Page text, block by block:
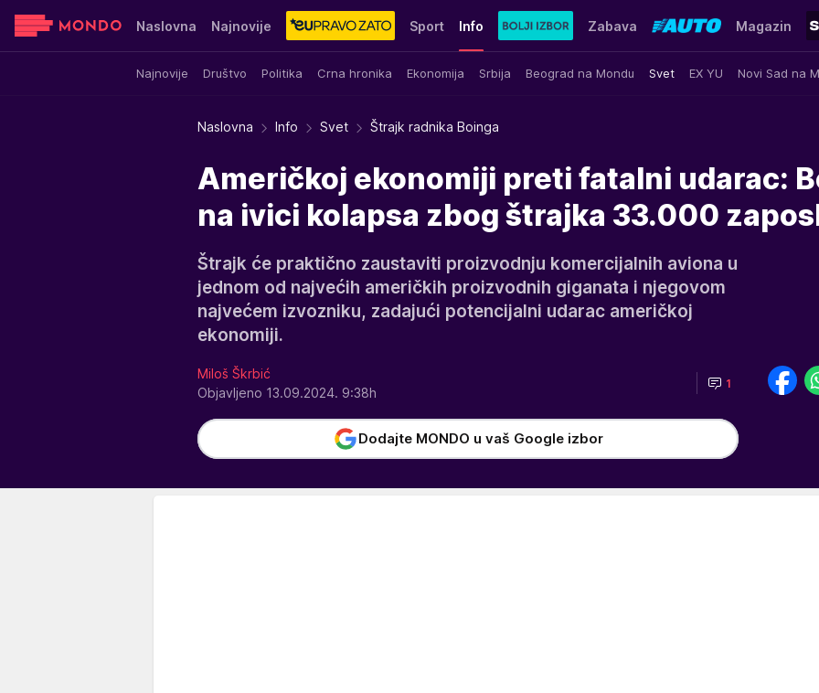
Naslovna Najnovije Sport Info
Najnovije Društvo Politika Crna hronika Ekonomija Srbija Beograd na Mondu Svet EX YU Novi Sad na
Zabava Magazin
Sensa Stvar ukusa Yumama
Naslovna Info Svet Štrajk radnika Boinga
Američkoj ekonomiji preti fatalni udarac:
na ivici kolapsa zbog štrajka 33.000
Štrajk će praktično zaustaviti proizvodnju komercijalnih aviona u
jednom od najvećih američkih proizvodnih giganata i njegovom
najvećem izvozniku, zadajući potencijalni udarac američkoj
ekonomiji.
Miloš Škrbić
Objavljeno 13.09.2024. 9:38h
1
Dodajte MONDO u vaš Google izbor